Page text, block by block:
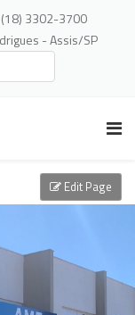
3302-3700
- Assis/SP
Edit Page